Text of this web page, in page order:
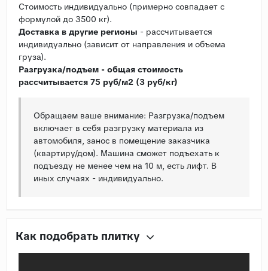
Стоимость индивидуально (примерно совпадает с
формулой до 3500 кг).
Доставка в другие регионы - рассчитывается
индивидуально (зависит от направления и объема
груза).
Разгрузка/подъем - общая стоимость
рассчитывается 75 руб/м2 (3 руб/кг)
Обращаем ваше внимание: Разгрузка/подъем
включает в себя разгрузку материала из
автомобиля, занос в помещение заказчика
(квартиру/дом). Машина сможет подъехать к
подъезду не менее чем на 10 м, есть лифт. В
иных случаях - индивидуально.
Как подобрать плитку